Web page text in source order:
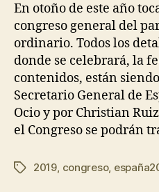
En otoño de este año
congreso general del
ordinario. Todos los
donde se celebrará, la
contenidos, están
Secretario General de
Ocio y por Christian
el Congreso se podrán
2019, congreso,